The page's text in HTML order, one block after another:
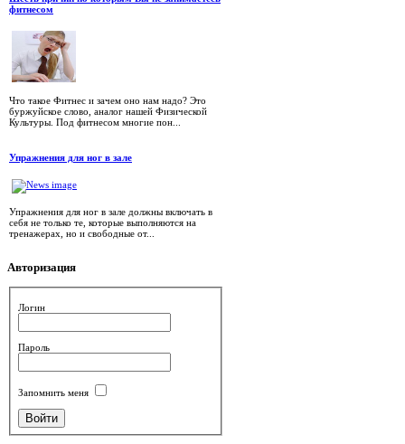
фитнесом
Что такое Фитнес и зачем оно нам надо? Это
буржуйское слово, аналог нашей Физической
Культуры. Под фитнесом многие пон...
Упражнения для ног в зале
Упражнения для ног в зале должны включать в
себя не только те, которые выполняются на
тренажерах, но и свободные от...
Авторизация
Логин
Пароль
Запомнить меня